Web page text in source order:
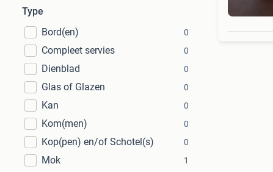
Type
Bord(en)
0
Compleet servies 0
Dienblad 0
Glas of Glazen 0
Kan 0
Kom(men) 0
Kop(pen) en/of Schotel(s) 0
Mok 1